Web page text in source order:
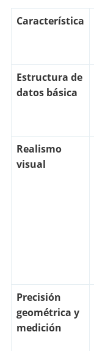
Característica
Estructura de
datos básica
Realismo
visual
Precisión
geométrica y
medición